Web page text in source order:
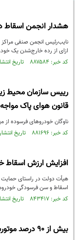
هشدار انجمن اسقاط
نایب‌رئیس انجمن صنفی
ازای از رده خارج‌شدن یک خودروی فرسوده، ۴
کد خبر: ۸۸۷۵۸۴ تاریخ انتشار : ۱۴۰۵/۰۲/۳۰
رییس سازمان محیط
قانون هوای پاک
ناوگان خودروهای فرسوده
کد خبر: ۸۸۱۶۹۶ تاریخ انتشار : ۱۴۰۴/۱۱/۲۶
افزایش ارزش اسقاط
هیأت دولت در راستای حمایت
اسقاط و سن فرسودگی
کد خبر: ۸۴۳۴۱۷ تاریخ انتشار : ۱۴۰۳/۰۱/۰۸
بیش از ۹۰ درصد موتورسیکلت‌های فعال کشور فرسوده هستند